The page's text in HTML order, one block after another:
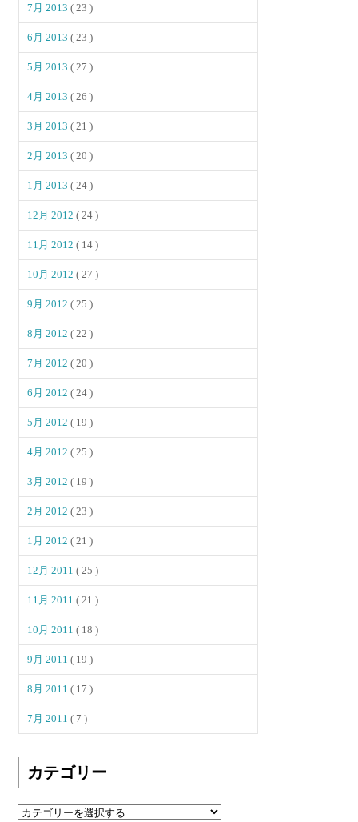
7月 2013( 23 )
6月 2013( 23 )
5月 2013( 27 )
4月 2013( 26 )
3月 2013( 21 )
2月 2013( 20 )
1月 2013( 24 )
12月 2012( 24 )
11月 2012( 14 )
10月 2012( 27 )
9月 2012( 25 )
8月 2012( 22 )
7月 2012( 20 )
6月 2012( 24 )
5月 2012( 19 )
4月 2012( 25 )
3月 2012( 19 )
2月 2012( 23 )
1月 2012( 21 )
12月 2011( 25 )
11月 2011( 21 )
10月 2011( 18 )
9月 2011( 19 )
8月 2011( 17 )
7月 2011( 7 )
カテゴリー